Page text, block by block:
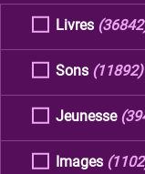
Livres
Sons (11892)
Jeunesse
Images